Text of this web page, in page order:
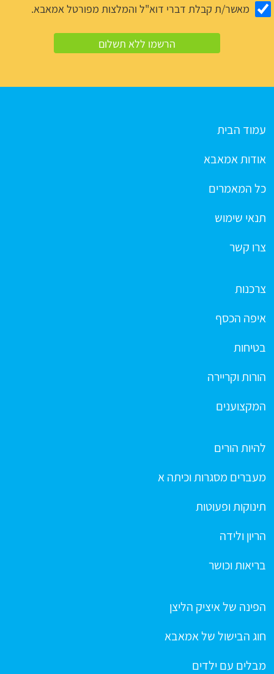
מאשר/ת קבלת דברי דוא"ל והמלצות מפורטל אמאבא.
עמוד הבית
אודות אמאבא
כל המאמרים
תנאי שימוש
צרו קשר
צרכנות
איפה הכסף
בטיחות
הורות וקריירה
המקצוענים
להיות הורים
מעברים מסגרות וכיתה א
תינוקות ופעוטות
הריון ולידה
בריאות וכושר
הפינה של איציק הליצן
חוג הבישול של אמאבא
מבלים עם ילדים